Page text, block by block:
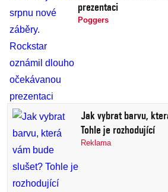
prezentaci
Poggers
Jak vybrat barvu,
Tohle je rozhodující
Reklama